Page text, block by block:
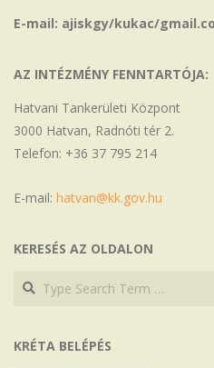
E-mail: ajiskgy/kukac/
AZ INTÉZMÉNY FENNTARTÓJA:
Hatvani Tankerületi Központ
3000 Hatvan, Radnóti tér 2.
Telefon: +36 37 795 214
E-mail: hatvan@kk.gov.hu
KERESÉS AZ OLDALON
Search
Search
KRÉTA BELÉPÉS